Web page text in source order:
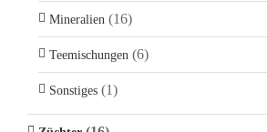
Mineralien (16)
Teemischungen (6)
Sonstiges (1)